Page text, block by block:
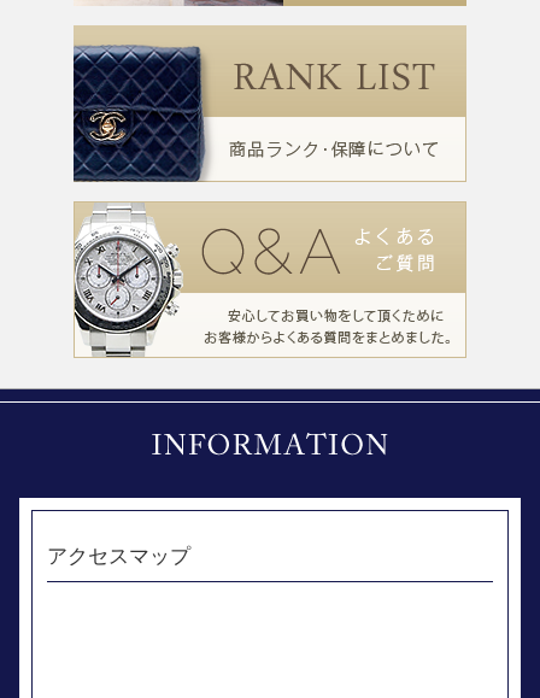
アクセスマップ